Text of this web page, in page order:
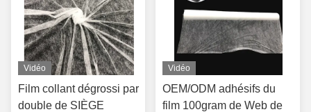
Vidéo
Film collant dégrossi par
double de SIÈGE
Vidéo
OEM/ODM adhésifs du
film 100gram de Web de